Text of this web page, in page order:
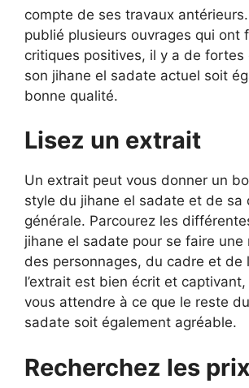
compte de ses travaux antérieurs.
publié plusieurs ouvrages qui ont
critiques positives, il y a de fortes
son jihane el sadate actuel soit
bonne qualité.
Lisez un extrait
Un extrait peut vous donner un
style du jihane el sadate et de sa
générale. Parcourez les
jihane el sadate pour se faire une
des personnages, du cadre et de
l’extrait est bien écrit et
vous attendre à ce que le reste
sadate soit également agréable.
Recherchez les prix